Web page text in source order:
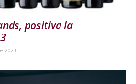
positiva la
2023